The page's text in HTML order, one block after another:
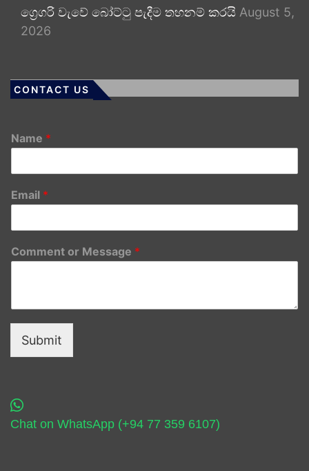
ග්‍රෙගරි වැවේ බෝට්ටු පැදීම තහනම් කරයි August 5,
2026
CONTACT US
Name *
Email *
Comment or Message *
Submit
Chat on WhatsApp (+94 77 359 6107)